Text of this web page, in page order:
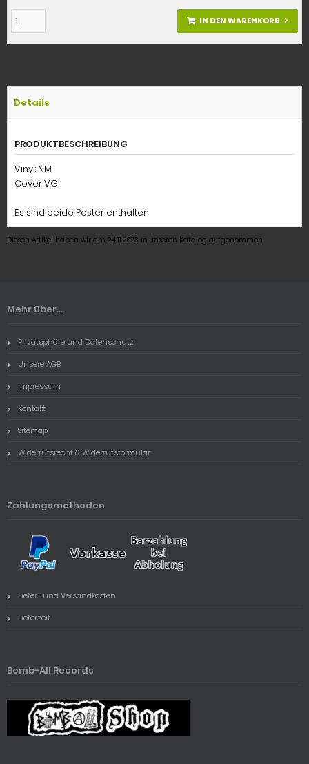
IN DEN WARENKORB
Details
PRODUKTBESCHREIBUNG
Vinyl: NM
Cover VG
Es sind beide Poster enthalten
Diesen Artikel haben wir am 24.11.2023 in unseren Katalog aufgenommen.
Mehr über...
Privatsphäre und Datenschutz
Unsere AGB
Impressum
Kontakt
Sitemap
Widerrufsrecht & Widerrufsformular
Zahlungsmethoden
Liefer- und Versandkosten
Lieferzeit
Bomb-All Records